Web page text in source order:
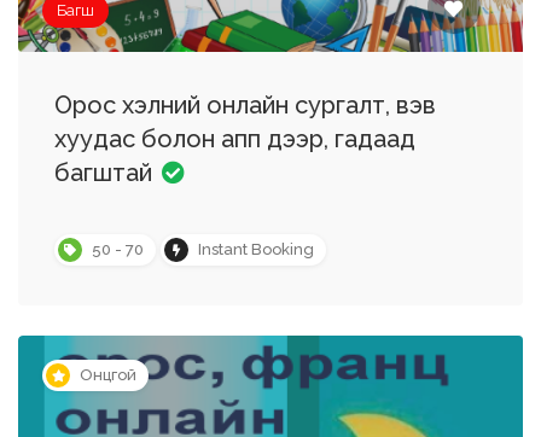
Багш
Орос хэлний онлайн сургалт, вэв
хуудас болон апп дээр, гадаад
багштай
50 - 70 Instant Booking
Онцгой